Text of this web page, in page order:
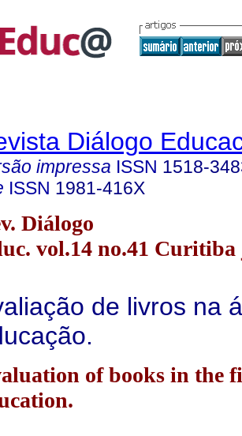
Diálogo
impressa ISSN 1518-
ISSN 1981-416X
Diálogo
vol.14 no.41 Curitiba
de livros na
of books in the